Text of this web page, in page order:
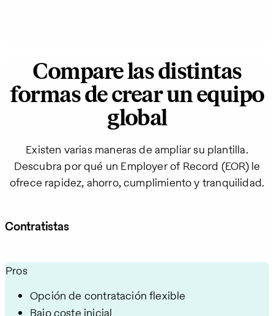
Compare las distintas
formas de crear un equipo
global
Existen varias maneras de ampliar su plantilla.
Descubra por qué un Employer of Record (EOR) le
ofrece rapidez, ahorro, cumplimiento y tranquilidad.
Contratistas
Pros
Opción de contratación flexible
Bajo coste inicial